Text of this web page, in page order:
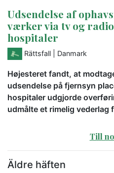
Udsendelse af
værker via tv og
hospitaler
Rättsfall | Danmark
Højesteret fandt, at
udsendelse på fjernsyn
hospitaler udgjorde
udmålte et rimelig vederlag
Till
Äldre häften